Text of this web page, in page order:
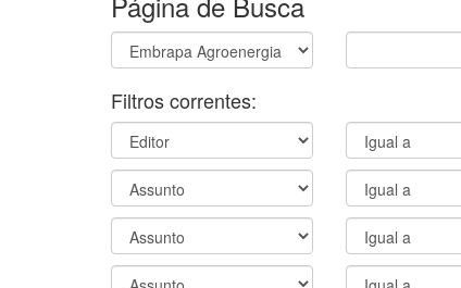
Filtros correntes: